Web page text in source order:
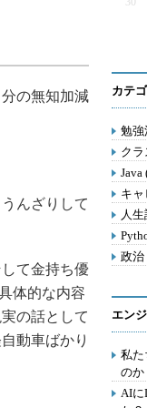
の無知加減
んざりして
て金持ち優
体的な内容
の話として
動車ばかり
カテ
勉強
クラ
Java
キ
人
政治
エン
私た
のか
AIに